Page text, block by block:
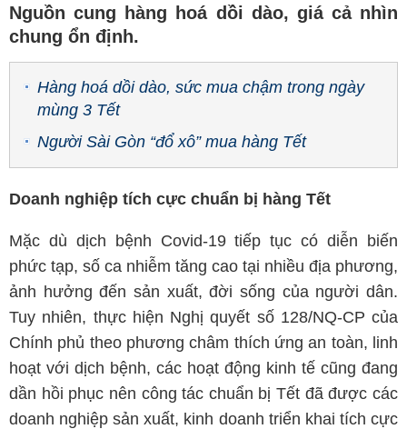
Nguồn cung hàng hoá dồi dào, giá cả nhìn
chung ổn định.
Hàng hoá dồi dào, sức mua chậm trong ngày
mùng 3 Tết
Người Sài Gòn “đổ xô” mua hàng Tết
Doanh nghiệp tích cực chuẩn bị hàng Tết
Mặc dù dịch bệnh Covid-19 tiếp tục có diễn biến
phức tạp, số ca nhiễm tăng cao tại nhiều địa phương,
ảnh hưởng đến sản xuất, đời sống của người dân.
Tuy nhiên, thực hiện Nghị quyết số 128/NQ-CP của
Chính phủ theo phương châm thích ứng an toàn, linh
hoạt với dịch bệnh, các hoạt động kinh tế cũng đang
dần hồi phục nên công tác chuẩn bị Tết đã được các
doanh nghiệp sản xuất, kinh doanh triển khai tích cực